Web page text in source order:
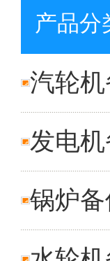
产品分
汽轮
发电
锅炉